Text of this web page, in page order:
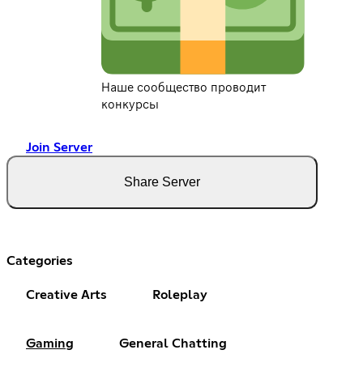
Наше сообщество проводит
конкурсы
Join Server
Share Server
Categories
Creative Arts Roleplay
Gaming General Chatting